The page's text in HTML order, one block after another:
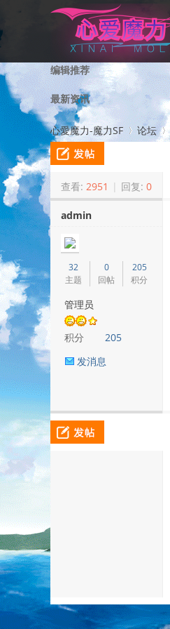
编辑推荐
最新资讯
心愛魔力-魔力SF
>
论坛
查看: 2951 | 回复: 0
admin
32
主题
0
回帖
205
积分
管理员
积分
205
发消息